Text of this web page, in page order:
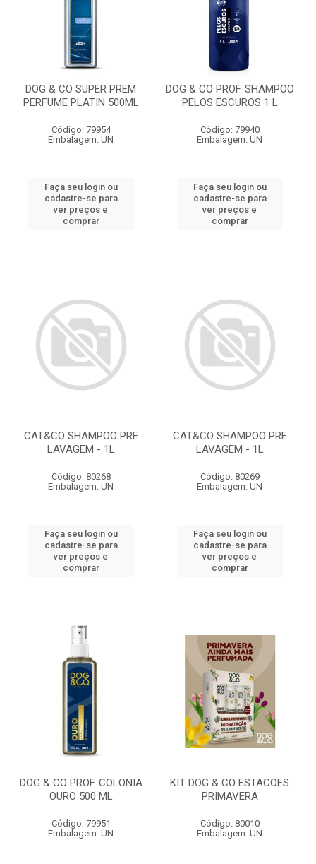
DOG & CO SUPER PREM
PERFUME PLATIN 500ML
Código: 79954
Embalagem: UN
Faça seu login ou
cadastre-se para
ver preços e
comprar
DOG & CO PROF. SHAMPOO
PELOS ESCUROS 1 L
Código: 79940
Embalagem: UN
Faça seu login ou
cadastre-se para
ver preços e
comprar
CAT&CO SHAMPOO PRE
LAVAGEM - 1L
Código: 80268
Embalagem: UN
Faça seu login ou
cadastre-se para
ver preços e
comprar
CAT&CO SHAMPOO PRE
LAVAGEM - 1L
Código: 80269
Embalagem: UN
Faça seu login ou
cadastre-se para
ver preços e
comprar
DOG & CO PROF. COLONIA
OURO 500 ML
Código: 79951
Embalagem: UN
KIT DOG & CO ESTACOES
PRIMAVERA
Código: 80010
Embalagem: UN